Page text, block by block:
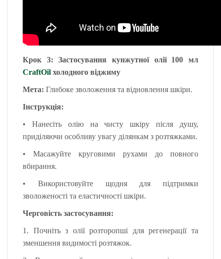
Крок 3: Застосування кунжутної олії
100 мл
CraftOil холодного віджиму
Мета: Глибоке зволоження та відновлення шкіри.
Інструкція:
• Нанесіть олію на чисту шкіру після душу,
приділяючи особливу увагу ділянкам з розтяжками.
•
Масажуйте круговими рухами до повного
вбирання.
•
Використовуйте щодня для підтримки
зволоженості та еластичності шкіри.
Черговість застосування:
1.
Почніть з олії розторопші для регенерації та
зменшення видимості розтяжок.